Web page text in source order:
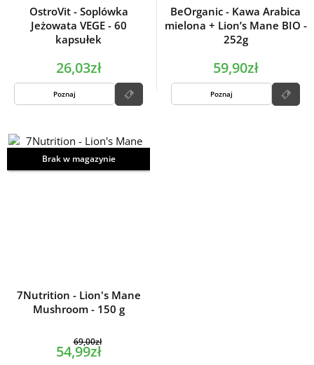
OstroVit - Soplówka
Jeżowata VEGE - 60
kapsułek
26,03zł
Poznaj
BeOrganic - Kawa Arabica
mielona + Lion’s Mane BIO -
252g
59,90zł
Poznaj
Brak w magazynie
7Nutrition - Lion's Mane
Mushroom - 150 g
69,00zł
54,99zł